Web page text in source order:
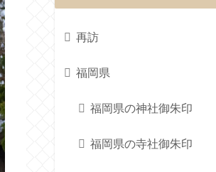
再訪
福岡県
福岡県の神社御朱印
福岡県の寺社御朱印